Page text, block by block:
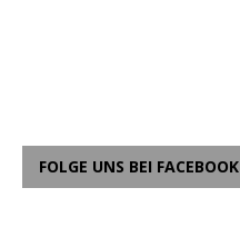
FOLGE UNS BEI FACEBOOK